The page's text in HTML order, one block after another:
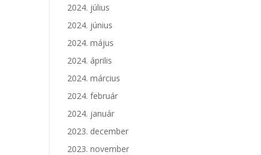
2024. július
2024. június
2024. május
2024. április
2024. március
2024. február
2024. január
2023. december
2023. november